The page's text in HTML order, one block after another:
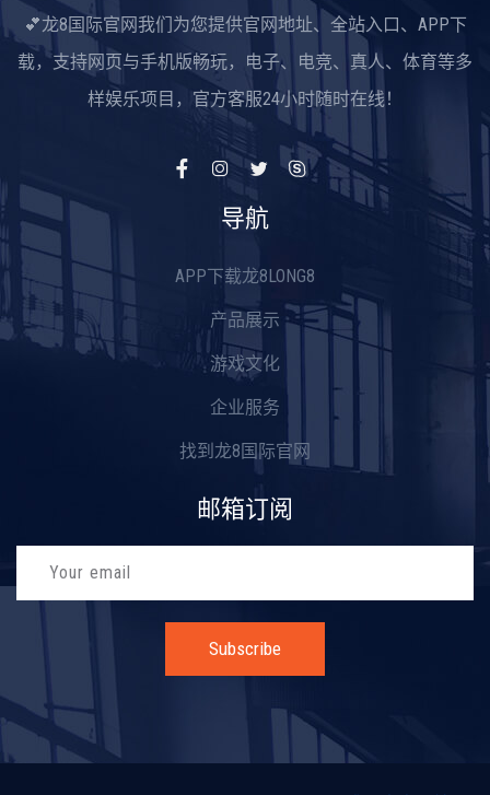
💕龙8国际官网我们为您提供官网地址、全站入口、APP下
载，支持网页与手机版畅玩，电子、电竞、真人、体育等多
样娱乐项目，官方客服24小时随时在线！
导航
APP下载龙8LONG8
产品展示
游戏文化
企业服务
找到龙8国际官网
邮箱订阅
Subscribe